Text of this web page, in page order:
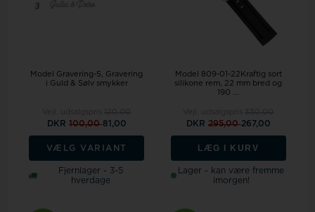
Model Gravering-5
Gravering
i Guld & Sølv smykker
DKR 100,0081,00
VÆLG VARIANT
Fjernlager - 3-5
hverdage
Model 809-01-22Kraftig sort
silikone rem, 22 mm bred og
190 ...
DKR 295,00267,00
LÆG I KURV
Lager - kan være fremme
imorgen!